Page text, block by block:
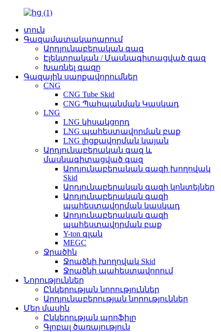
տուն
Գազամատակարարում
Արդյունաբերական գազ
Էլեկտրական / Մասնագիտացված գազ
Խառնել գազը
Գազային սարքավորումներ
CNG
CNG Tube Skid
CNG Պահպանման Կասկադ
LNG
LNG կիսակցորդ
LNG պահեստավորման բաք
LNG լիցքավորման կայան
Արդյունաբերական գազ և
մասնագիտացված գազ
Արդյունաբերական գազի խողովակ
Skid
Արդյունաբերական գազի կոնտեյներ
Արդյունաբերական գազի
պահեստավորման կասկադ
Արդյունաբերական գազի
պահեստավորման բաք
Y-ton գլան
MEGC
Ջրածին
Ջրածնի խողովակ Skid
Ջրածնի պահեստավորում
Նորություններ
Ընկերության նորություններ
Արդյունաբերության նորություններ
Մեր մասին
Ընկերության պրոֆիլը
Գլոբալ ծառայություն